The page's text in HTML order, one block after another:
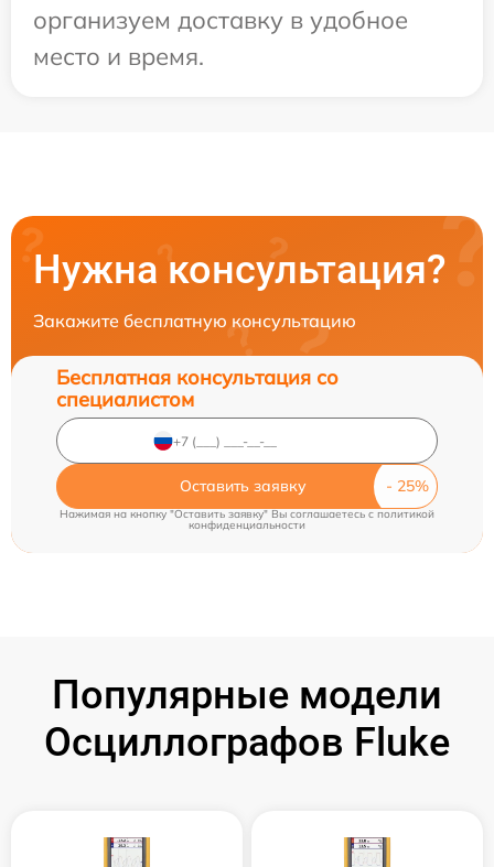
организуем доставку в удобное
место и время.
Нужна консультация?
Закажите бесплатную консультацию
Бесплатная консультация со
специалистом
Оставить заявку
Нажимая на кнопку "Оставить заявку" Вы соглашаетесь cполитикой
конфиденциальности
Популярные модели
Осциллографов Fluke